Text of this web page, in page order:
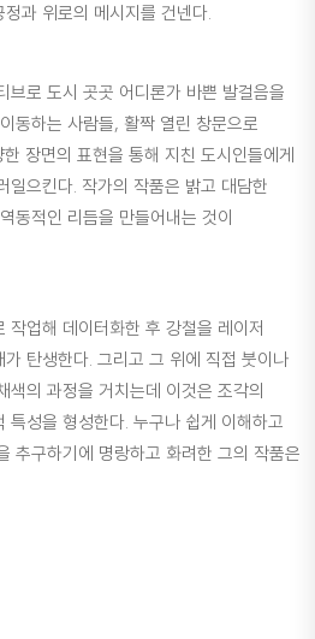
과 위로의 메시지를 건넨다.
브로 도시 곳곳 어디론가 바쁜 발걸음을
동하는 사람들, 활짝 열린 창문으로
장면의 표현을 통해 지친 도시인들에게
일으킨다. 작가의 작품은 밝고 대담한
동적인 리듬을 만들어내는 것이
작업해 데이터화한 후 강철을 레이저
탄생한다. 그리고 그 위에 직접 붓이나
색의 과정을 거치는데 이것은 조각의
특성을 형성한다. 누구나 쉽게 이해하고
추구하기에 명랑하고 화려한 그의 작품은